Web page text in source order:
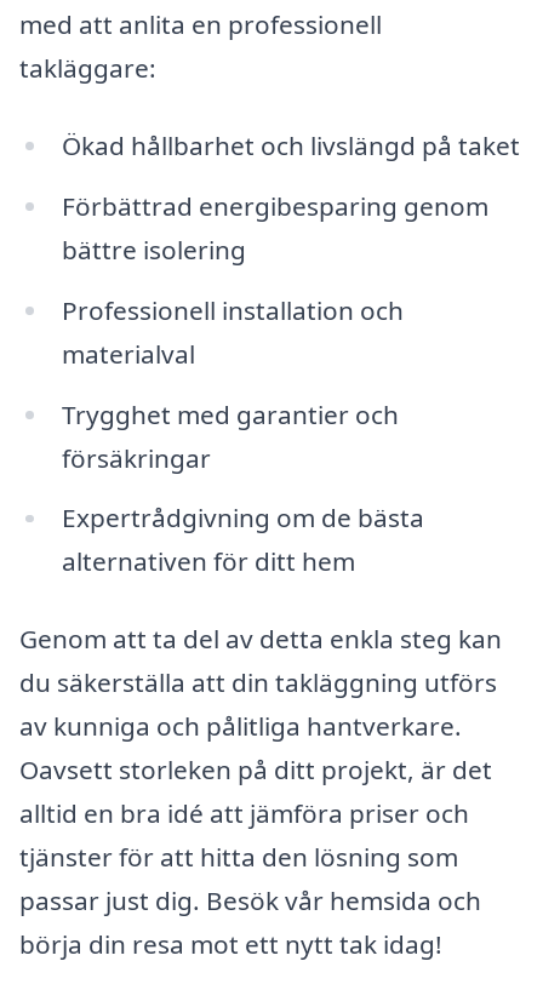
med att anlita en professionell
takläggare:
Ökad hållbarhet och livslängd på taket
Förbättrad energibesparing genom
bättre isolering
Professionell installation och
materialval
Trygghet med garantier och
försäkringar
Expertrådgivning om de bästa
alternativen för ditt hem
Genom att ta del av detta enkla steg kan
du säkerställa att din takläggning utförs
av kunniga och pålitliga hantverkare.
Oavsett storleken på ditt projekt, är det
alltid en bra idé att jämföra priser och
tjänster för att hitta den lösning som
passar just dig. Besök vår hemsida och
börja din resa mot ett nytt tak idag!